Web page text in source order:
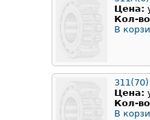
Цена:
Кол-
В
311(70)
Цена:
Кол-
В